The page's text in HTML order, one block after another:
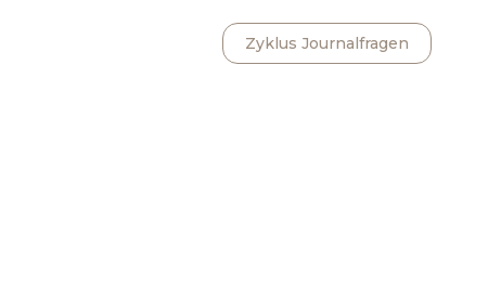
Zyklus Journalfragen